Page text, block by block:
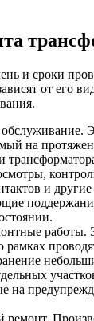
и сроки
от его
обслуживание.
на
и
работы.
рамках
на